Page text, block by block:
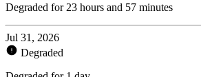
Degraded for 23 hours and 57 minutes
Jul 31, 2026
Degraded